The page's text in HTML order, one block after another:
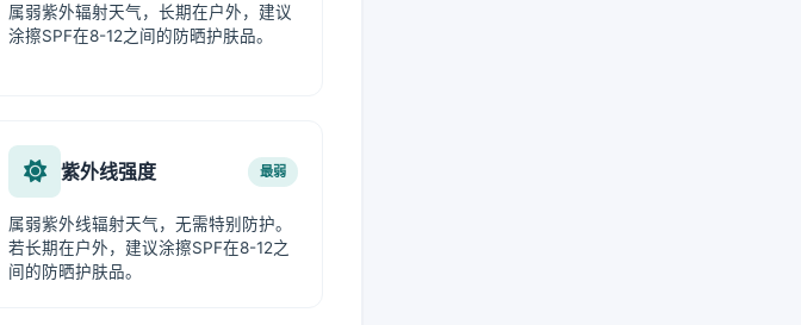
属弱紫外辐射天气，长期在户外，建议
涂擦SPF在8-12之间的防晒护肤品。
紫外线强度 最弱
属弱紫外线辐射天气，无需特别防护。
若长期在户外，建议涂擦SPF在8-12之
间的防晒护肤品。